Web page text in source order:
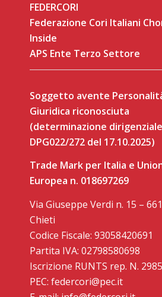
FEDERCORI
Federazione Cori Italiani
Inside
APS Ente Terzo Settore
Soggetto avente
Giuridica riconosciuta
(determinazione
DPG022/272 del 17.10.2025)
Trade Mark per Italia e
Europea n. 018697269
Via Giuseppe Verdi n. 15 –
Chieti
Codice Fiscale: 93058420691
Partita IVA: 02798580698
Iscrizione RUNTS rep. N.
PEC: federcori@pec.it